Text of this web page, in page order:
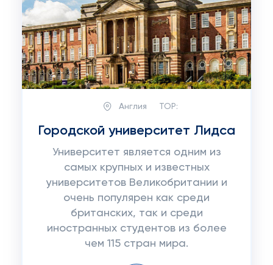
Англия TOP:
Городской университет Лидса
Университет является одним из
самых крупных и известных
университетов Великобритании и
очень популярен как среди
британских, так и среди
иностранных студентов из более
чем 115 стран мира.